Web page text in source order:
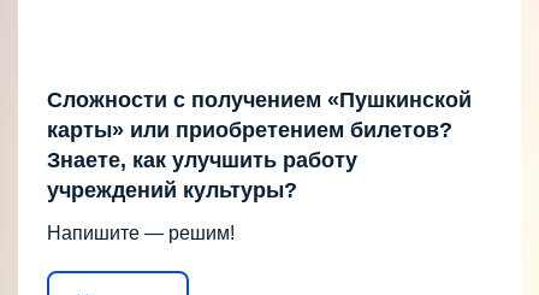
Сложности с получением «Пушкинской
карты» или приобретением билетов?
Знаете, как улучшить работу
учреждений культуры?
Напишите — решим!